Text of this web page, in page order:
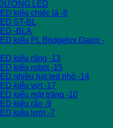
LED
kiểu chiếc lá -8
ST-BL
-BLA
kiểu PL Bridgelux Daxin -
kiểu răng -13
kiểu robot -15
nhiều hạt led nhỏ -14
kiểu vợt -17
kiểu mặt trăng -10
kiểu rắn -9
kiểu lưới -7